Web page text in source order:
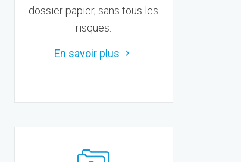
dossier papier, sans tous les
risques.
En savoir plus